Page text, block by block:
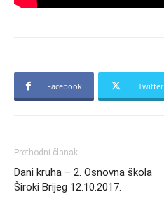
Facebook Twitter
Prethodni članak
Dani kruha – 2. Osnovna škola
Široki Brijeg 12.10.2017.